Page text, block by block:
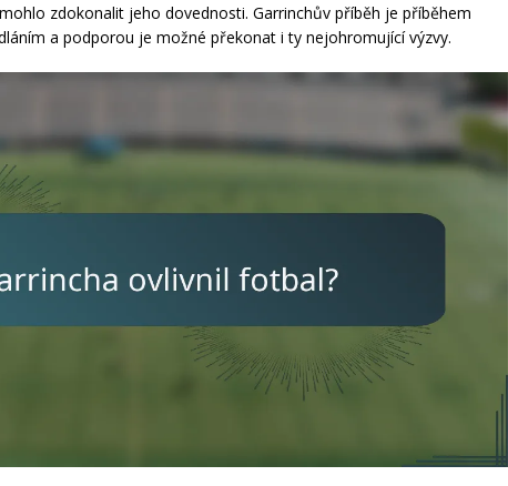
zdokonalit jeho dovednosti. Garrinchův příběh je příběhem
a podporou je možné překonat i ty nejohromující výzvy.